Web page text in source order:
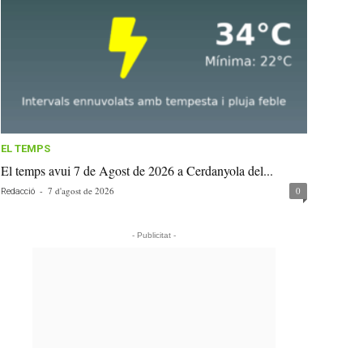
EL TEMPS
El temps avui 7 de Agost de 2026 a Cerdanyola del...
Redacció - 7 d'agost de 2026 0
- Publicitat -